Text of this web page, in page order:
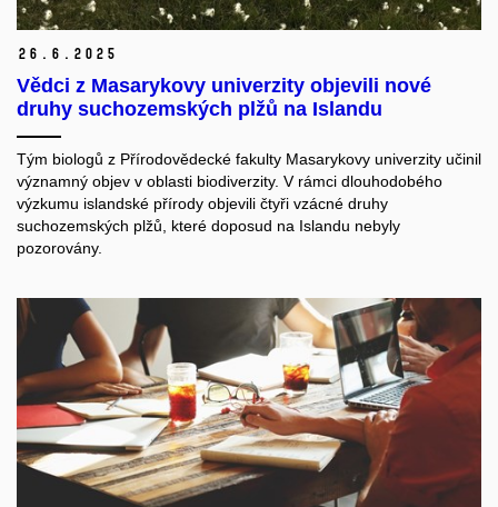
26. 6. 2025
Vědci z Masarykovy univerzity objevili nové
druhy suchozemských plžů na Islandu
Tým biologů z Přírodovědecké fakulty Masarykovy univerzity učinil
významný objev v oblasti biodiverzity. V rámci dlouhodobého
výzkumu islandské přírody objevili čtyři vzácné druhy
suchozemských plžů, které doposud na Islandu nebyly
pozorovány.